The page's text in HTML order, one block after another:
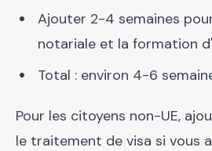
Ajouter 2-4 semaines
notariale et la formation
Total : environ 4-6
Pour les citoyens non-UE,
le traitement de visa si vous